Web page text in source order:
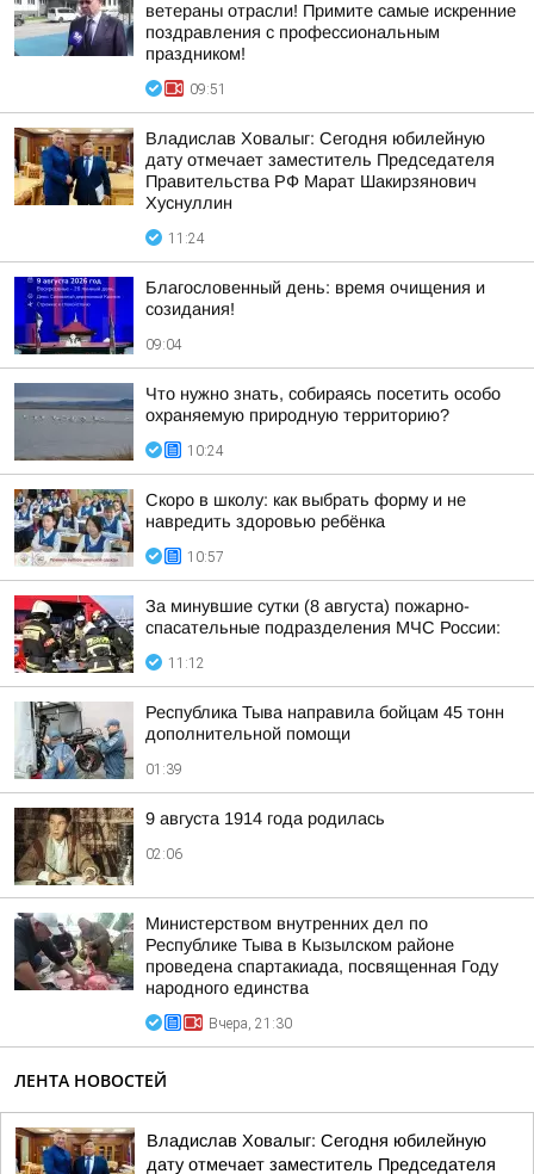
ветераны отрасли! Примите самые искренние
поздравления с профессиональным
праздником!
09:51
Владислав Ховалыг: Сегодня юбилейную
дату отмечает заместитель Председателя
Правительства РФ Марат Шакирзянович
Хуснуллин
11:24
Благословенный день: время очищения и
созидания!
09:04
Что нужно знать, собираясь посетить особо
охраняемую природную территорию?
10:24
Скоро в школу: как выбрать форму и не
навредить здоровью ребёнка
10:57
За минувшие сутки (8 августа) пожарно-
спасательные подразделения МЧС России:
11:12
Республика Тыва направила бойцам 45 тонн
дополнительной помощи
01:39
9 августа 1914 года родилась
02:06
Министерством внутренних дел по
Республике Тыва в Кызылском районе
проведена спартакиада, посвященная Году
народного единства
Вчера, 21:30
ЛЕНТА НОВОСТЕЙ
Владислав Ховалыг: Сегодня юбилейную
дату отмечает заместитель Председателя